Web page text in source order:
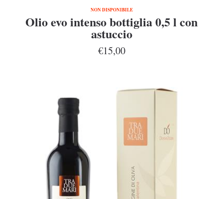
NON DISPONIBILE
Olio evo intenso bottiglia 0,5 l con
astuccio
€15,00